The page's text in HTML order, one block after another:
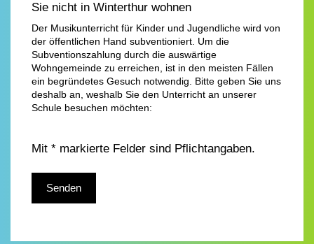
Sie nicht in Winterthur wohnen
Der Musikunterricht für Kinder und Jugendliche wird von
der öffentlichen Hand subventioniert. Um die
Subventionszahlung durch die auswärtige
Wohngemeinde zu erreichen, ist in den meisten Fällen
ein begründetes Gesuch notwendig. Bitte geben Sie uns
deshalb an, weshalb Sie den Unterricht an unserer
Schule besuchen möchten:
Mit * markierte Felder sind Pflichtangaben.